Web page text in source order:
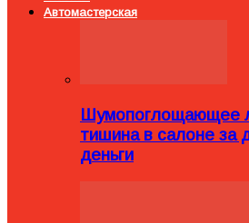
Автомастерская
Шумопоглощающее
тишина в салоне за
деньги